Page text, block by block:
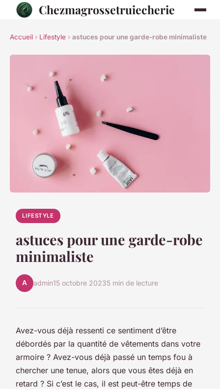
Chezmagrossetruiecherie
Accueil › Lifestyle › astuces pour une garde-robe minimaliste
LIFESTYLE
astuces pour une garde-robe
minimaliste
A admin15 octobre 20235 min de lecture
Avez-vous déjà ressenti ce sentiment d’être
débordés par la quantité de vêtements dans votre
armoire ? Avez-vous déjà passé un temps fou à
chercher une tenue, alors que vous êtes déjà en
retard ? Si c’est le cas, il est peut-être temps de